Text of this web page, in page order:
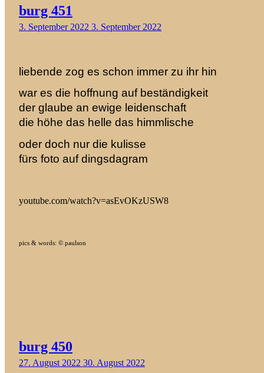
burg 451
3. September 2022 3. September 2022
liebende zog es schon immer zu ihr hin
war es die hoffnung auf beständigkeit
der glaube an ewige leidenschaft
die höhe das helle das himmlische
oder doch nur die kulisse
fürs foto auf dingsdagram
youtube.com/watch?v=asEvOKzUSW8
pics & words: © paulson
burg 450
27. August 2022 30. August 2022